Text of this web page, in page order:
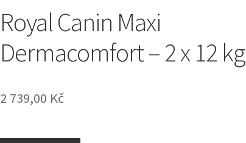
Royal Canin Maxi
Dermacomfort – 2 x 12 kg
2 739,00 Kč